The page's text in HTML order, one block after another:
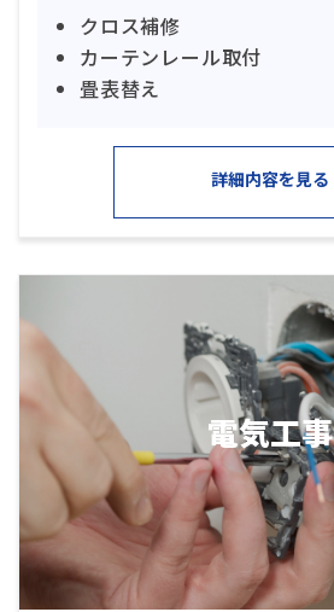
クロス補修
カーテンレール取付
畳表替え
詳細内容を見る
電気工事